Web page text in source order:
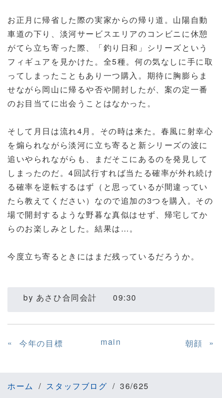
お正月に帰省した際の実家からの帰り道。山陽自動
車道の下り、淡河サービスエリアのコンビニに休憩
がてら立ち寄った際、「釣り日和」シリーズという
フィギュアを見かけた。全5種。何の気なしに手に取
ってしまったこともあり一つ購入。期待に胸膨らま
せながら岡山に帰るや否や開封したが、案の定一番
のお目当てに出会うことはなかった。
そして月日は流れ4月。その時は来た。春風に射幸心
を煽られながら淡河に立ち寄ると新シリーズの波に
追いやられながらも、まだそこにあるのを発見して
しまったのだ。4回試行すれば当たる確率が外れ続け
る確率を逆転するはず（と思っているが間違ってい
たら教えてください）なので追加の3つを購入。その
場で開封するような野暮な真似はせず、帰宅してか
らのお楽しみとした。結果は…。
今度立ち寄るときにはまだ残っているだろうか。
by あさひ合同会計 09:30
« 今年の目標 main 朝顔 »
ホーム スタッフブログ 36/625